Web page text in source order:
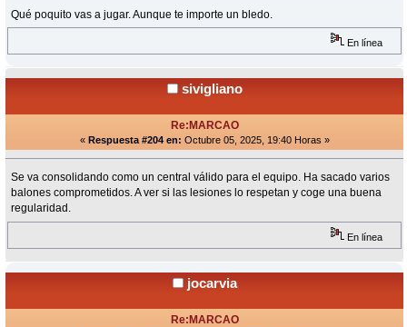
Qué poquito vas a jugar. Aunque te importe un bledo.
En línea
sivigliano
Re:MARCAO
« Respuesta #204 en: Octubre 05, 2025, 19:40 Horas »
Se va consolidando como un central válido para el equipo. Ha sacado varios
balones comprometidos. A ver si las lesiones lo respetan y coge una buena
regularidad.
En línea
jocarvia
Re:MARCAO